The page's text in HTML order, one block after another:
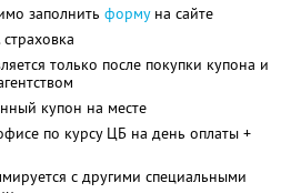
заполнить формуна сайте
только после покупки купона и
купон на месте
по курсу ЦБ на день оплаты +
с другими специальными